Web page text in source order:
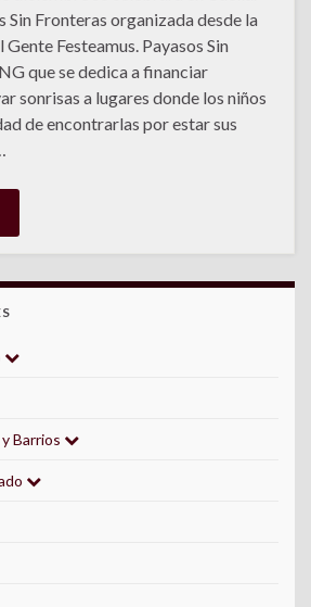
Sin Fronteras organizada desde la
Festeamus. Payasos Sin
que se dedica a financiar
sonrisas a lugares donde los niños
de encontrarlas por estar sus
Barrios